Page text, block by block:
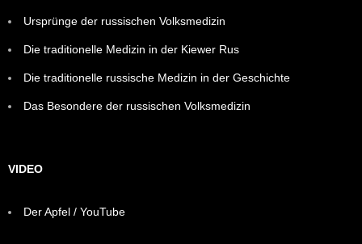
Ursprünge der russischen Volksmedizin
Die traditionelle Medizin in der Kiewer Rus
Die traditionelle russische Medizin in der Geschichte
Das Besondere der russischen Volksmedizin
VIDEO
Der Apfel / YouTube